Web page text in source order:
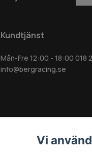
Kundtjänst
Mån-Fre 12:00 - 18:00 018
info@bergracing.se
Vi